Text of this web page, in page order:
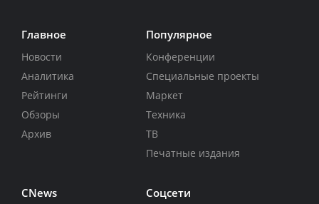
Главное
Новости
Аналитика
Рейтинги
Обзоры
Архив
Популярное
Конференции
Специальные проекты
Маркет
Техника
ТВ
Печатные издания
CNews Соцсети